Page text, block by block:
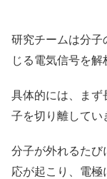
研究チームは分子
じる電気信号を解
具体的には、まず
子を切り離してい
分子が外れるたび
応が起こり、電極